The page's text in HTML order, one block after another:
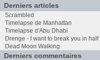
Derniers articles
Scrambled
Timelapse de Manhattan
Timelapse d'Abu Dhabi
Drenge - I want to break you in half
Dead Moon Walking
Derniers commentaires